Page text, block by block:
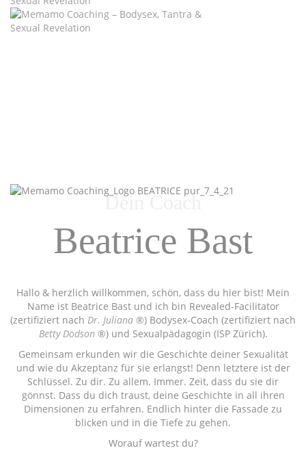
Dein Coach
Beatrice Bast
Hallo & herzlich willkommen, schön, dass du hier bist! Mein
Name ist Beatrice Bast und ich bin Revealed-Facilitator
(zertifiziert nach Dr. Juliana ®) Bodysex-Coach (zertifiziert nach
Betty Dodson ®) und Sexualpädagogin (ISP Zürich).
Gemeinsam erkunden wir die Geschichte deiner Sexualität
und wie du Akzeptanz für sie erlangst! Denn letztere ist der
Schlüssel. Zu dir. Zu allem. Immer. Zeit, dass du sie dir
gönnst. Dass du dich traust, deine Geschichte in all ihren
Dimensionen zu erfahren. Endlich hinter die Fassade zu
blicken und in die Tiefe zu gehen.
Worauf wartest du?